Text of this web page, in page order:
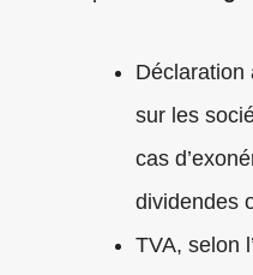
Déclaration
sur les
cas
dividendes
TVA, selon